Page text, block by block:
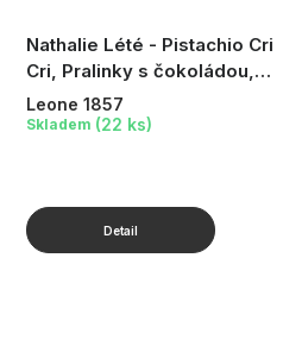
Nathalie Lété - Pistachio Cri
Cri, Pralinky s čokoládou,
pistáciemi a cukrovou
krustou, 150 g
Leone 1857
Skladem (22 ks)